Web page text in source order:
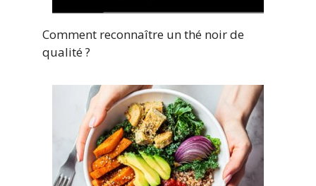
Comment reconnaître un thé noir de
qualité ?